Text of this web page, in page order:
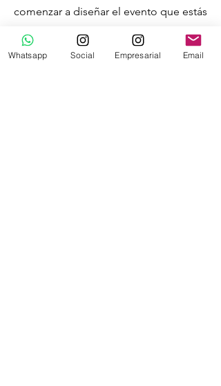
comenzar a diseñar el evento que estás
buscando.
Whatsapp Social Empresarial Email